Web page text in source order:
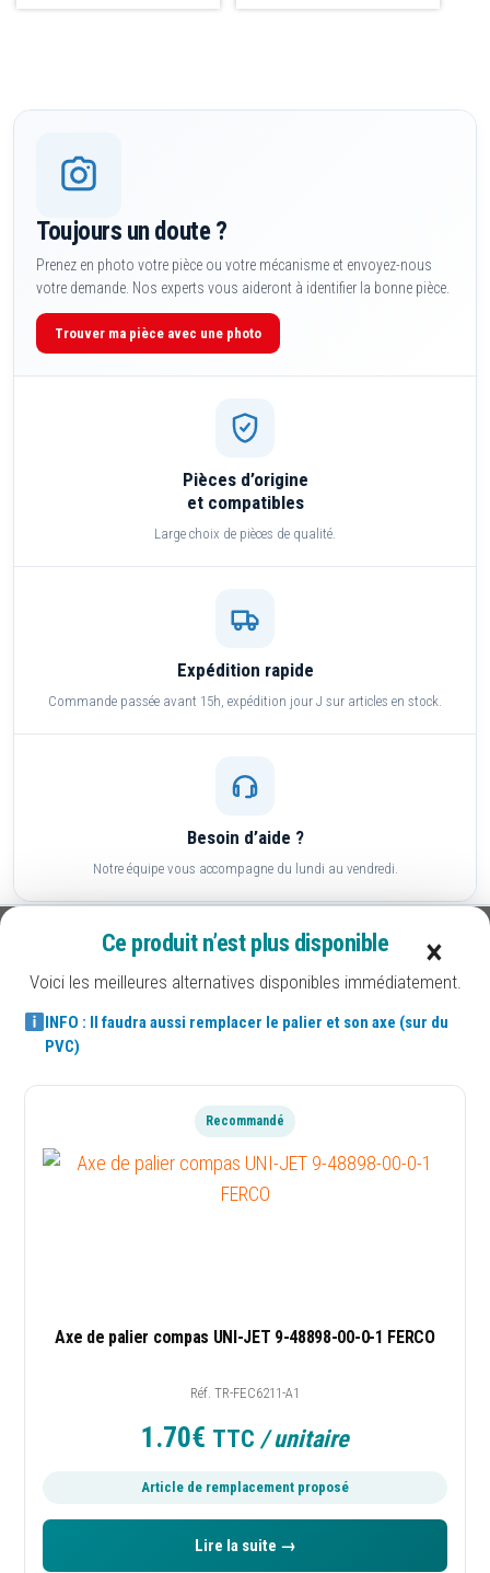
Toujours un doute ?
Prenez en photo votre pièce ou votre mécanisme et envoyez-nous
votre demande. Nos experts vous aideront à identifier la bonne pièce.
Trouver ma pièce avec une photo
Pièces d’origine
et compatibles
Large choix de pièces de qualité.
Expédition rapide
Commande passée avant 15h, expédition jour J sur articles en stock.
Besoin d’aide ?
Notre équipe vous accompagne du lundi au vendredi.
×
Ce produit n’est plus disponible
Voici les meilleures alternatives disponibles immédiatement.
INFO : Il faudra aussi remplacer le palier et son axe (sur du
PVC)
Recommandé
Axe de palier compas UNI-JET 9-48898-00-0-1 FERCO
Réf. TR-FEC6211-A1
1.70€ TTC / unitaire
Article de remplacement proposé
Lire la suite →
Compas OF UNI-JET 9.41702 FERCO
Paiement sécurisé
Livraison & retrait
Entreprise de confiance
Service client réactif et accompagnement pro
Espace pro